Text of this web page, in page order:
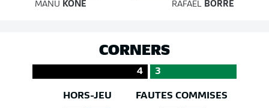
MANU KONÉ RAFAEL BORRÉ
CORNERS
4 3
HORS-JEU FAUTES COMMISES